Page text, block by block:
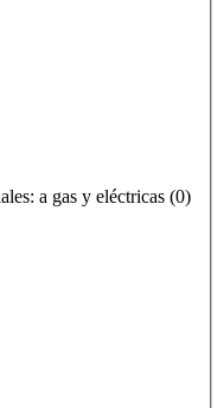
a gas y eléctricas (0)